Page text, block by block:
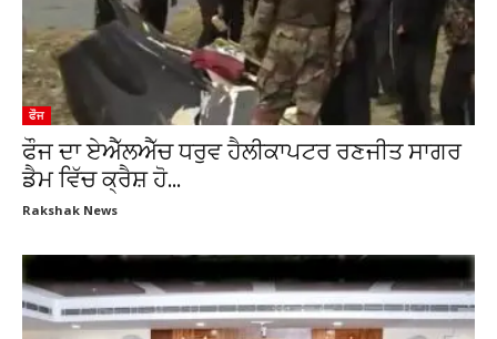
ਫੌਜ
ਫੌਜ ਦਾ ਏਐੱਲਐੱਚ ਧਰੁਵ ਹੈਲੀਕਾਪਟਰ ਰਣਜੀਤ ਸਾਗਰ
ਡੈਮ ਵਿੱਚ ਕ੍ਰੈਸ਼ ਹੋ...
Rakshak News